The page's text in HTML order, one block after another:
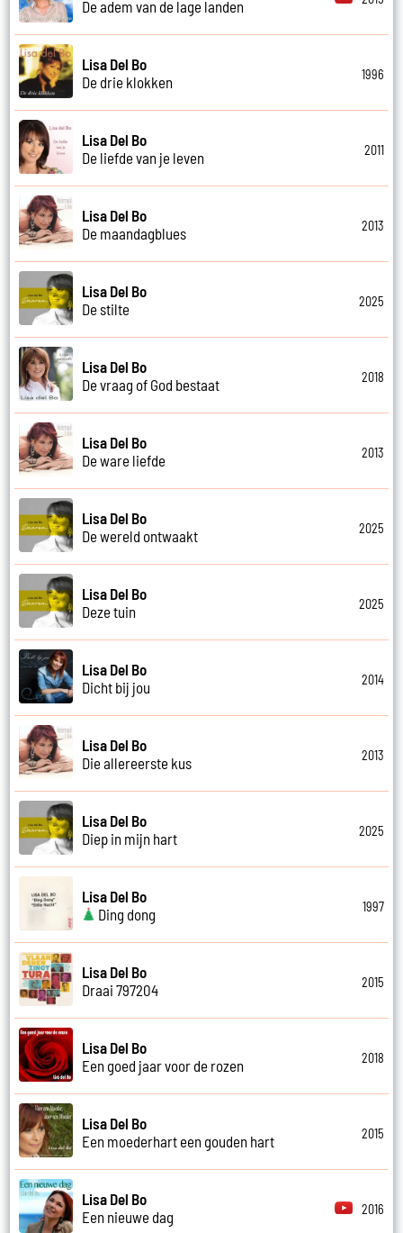
De adem van de lage landen
Lisa Del Bo
De drie klokken
1996
Lisa Del Bo
De liefde van je leven
2011
Lisa Del Bo
De maandagblues
2013
Lisa Del Bo
De stilte
2025
Lisa Del Bo
De vraag of God bestaat
2018
Lisa Del Bo
De ware liefde
2013
Lisa Del Bo
De wereld ontwaakt
2025
Lisa Del Bo
Deze tuin
2025
Lisa Del Bo
Dicht bij jou
2014
Lisa Del Bo
Die allereerste kus
2013
Lisa Del Bo
Diep in mijn hart
2025
Lisa Del Bo
Ding dong
1997
Lisa Del Bo
Draai 797204
2015
Lisa Del Bo
Een goed jaar voor de rozen
2018
Lisa Del Bo
Een moederhart een gouden hart
2015
Lisa Del Bo
Een nieuwe dag
2016